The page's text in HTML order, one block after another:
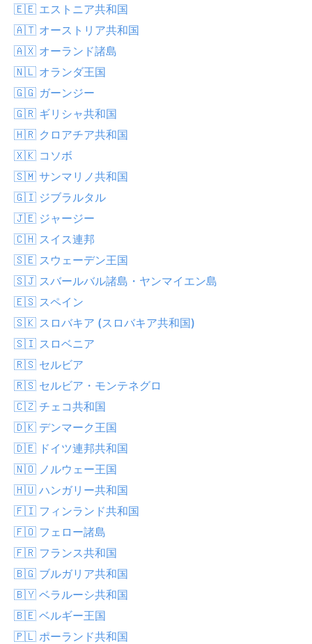
🇪🇪 エストニア共和国
🇦🇹 オーストリア共和国
🇦🇽 オーランド諸島
🇳🇱 オランダ王国
🇬🇬 ガーンジー
🇬🇷 ギリシャ共和国
🇭🇷 クロアチア共和国
🇽🇰 コソボ
🇸🇲 サンマリノ共和国
🇬🇮 ジブラルタル
🇯🇪 ジャージー
🇨🇭 スイス連邦
🇸🇪 スウェーデン王国
🇸🇯 スバールバル諸島・ヤンマイエン島
🇪🇸 スペイン
🇸🇰 スロバキア (スロバキア共和国)
🇸🇮 スロベニア
🇷🇸 セルビア
🇷🇸 セルビア・モンテネグロ
🇨🇿 チェコ共和国
🇩🇰 デンマーク王国
🇩🇪 ドイツ連邦共和国
🇳🇴 ノルウェー王国
🇭🇺 ハンガリー共和国
🇫🇮 フィンランド共和国
🇫🇴 フェロー諸島
🇫🇷 フランス共和国
🇧🇬 ブルガリア共和国
🇧🇾 ベラルーシ共和国
🇧🇪 ベルギー王国
🇵🇱 ポーランド共和国